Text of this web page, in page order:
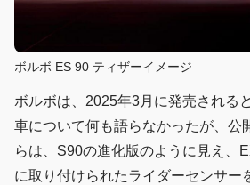
ボルボ ES 90 ティザーイメージ
ボルボは、2025年3月に発売される
車について何も語らなかったが、公
らは、S90の進化版のように見え、
に取り付けられたライダーセンサー